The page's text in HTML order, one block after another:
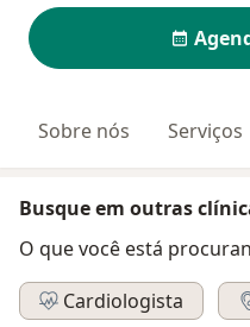
Sobre nós Serviços
Busque em outras
O que você está
Cardiologista